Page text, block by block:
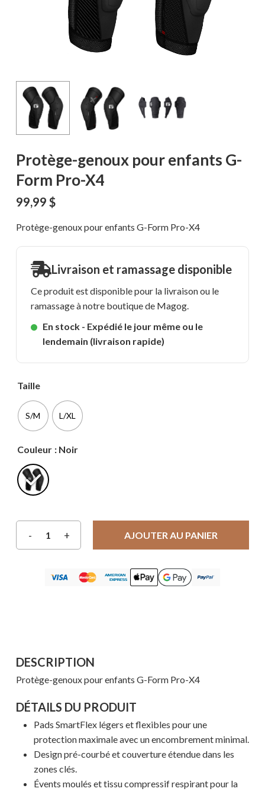
Protège-genoux pour enfants G-
Form Pro-X4
99,99 $
Protège-genoux pour enfants G-Form Pro-X4
Livraison et ramassage disponible
Ce produit est disponible pour la livraison ou le
ramassage à notre boutique de Magog.
En stock - Expédié le jour même ou le
lendemain (livraison rapide)
Taille
S/M L/XL
Couleur : Noir
AJOUTER AU PANIER
DESCRIPTION
Protège-genoux pour enfants G-Form Pro-X4
DÉTAILS DU PRODUIT
Pads SmartFlex légers et flexibles pour une
protection maximale avec un encombrement minimal.
Design pré-courbé et couverture étendue dans les
zones clés.
Évents moulés et tissu compressif respirant pour la